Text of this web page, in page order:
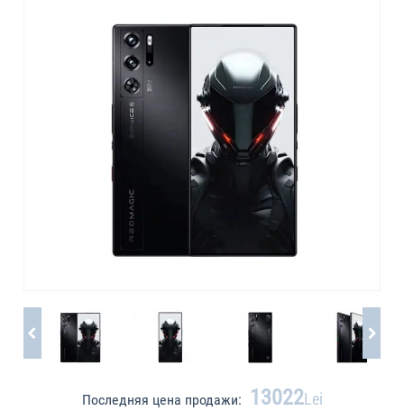
Последняя цена продажи: 13022Lei